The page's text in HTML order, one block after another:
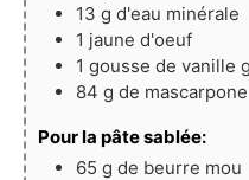
13 g d'eau minérale
1 jaune d'oeuf
1 gousse de vanille
84 g de mascarpone
Pour la pâte sablée:
65 g de beurre mou